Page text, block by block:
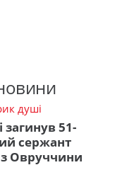
душі
51-
сержант
з Овруччини